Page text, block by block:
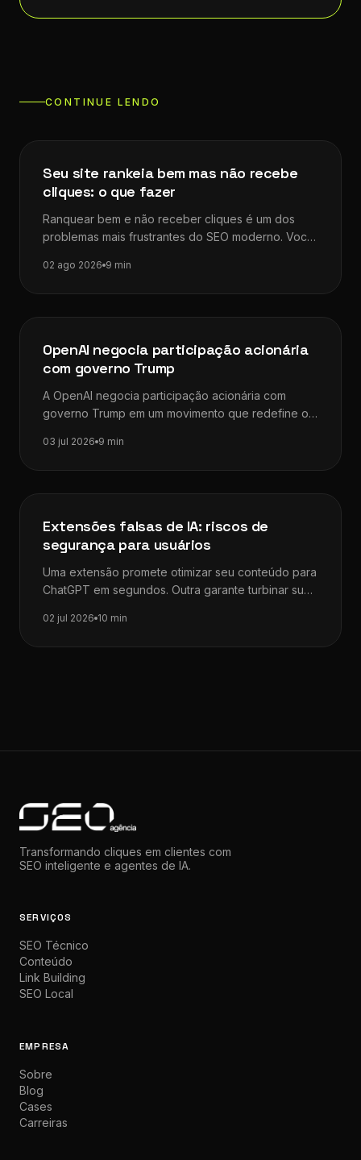
CONTINUE LENDO
Dicas de SEO
Seu site rankeia bem mas não recebe
cliques: o que fazer
Ranquear bem e não receber cliques é um dos
problemas mais frustrantes do SEO moderno. Você
02 ago 2026 9 min
Dicas de SEO
OpenAI negocia participação acionária
com governo Trump
A OpenAI negocia participação acionária com
governo Trump em um movimento que redefine os
03 jul 2026 9 min
Dicas de SEO
Extensões falsas de IA: riscos de
segurança para usuários
Uma extensão promete otimizar seu conteúdo para
ChatGPT em segundos. Outra garante turbinar sua
02 jul 2026 10 min
Transformando cliques em clientes com
SEO inteligente e agentes de IA.
SERVIÇOS
SEO Técnico
Conteúdo
Link Building
SEO Local
EMPRESA
Sobre
Blog
Cases
Carreiras